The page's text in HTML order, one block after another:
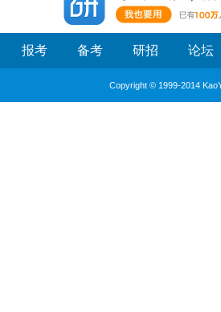
报考 备考 研招 论坛
Copyright © 1999-2014